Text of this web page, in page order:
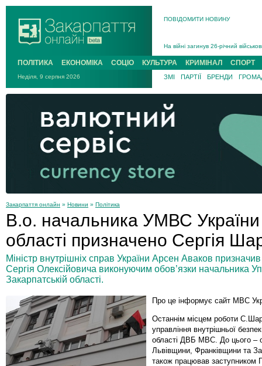
ПОВІДОМИТИ НОВИНУ
Підтвердили загибель
На війні загинув 26-річний
ПОЛІТИКА ЕКОНОМІКА СОЦІО КУЛЬТУРА КРИМІНАЛ СПОРТ
Неділя, 9 серпня 2026 ЗМІ ПАРТІЇ БРЕНДИ
Закарпаття онлайн » Новини » Політика
В.о. начальника УМВС України
області призначено Сергія
Міністр внутрішніх справ України Арсен Аваков
Сергія Олексійовича виконуючим обов’язки начальника
Закарпатській області.
Про це інформує сайт МВС
Останнім місцем роботи
управління внутрішньої
області ДВБ МВС. До цього
Львівщини, Франківщини та
також працював заступником